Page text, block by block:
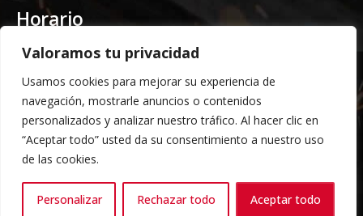
Valoramos tu privacidad
Usamos cookies para mejorar su experiencia de
navegación, mostrarle anuncios o contenidos
personalizados y analizar nuestro tráfico. Al hacer clic en
“Aceptar todo” usted da su consentimiento a nuestro uso
de las cookies.
Personalizar Rechazar todo Aceptar todo
Horario
Etorki - Sede
Lunes a jueves 08:00 a 16:00
Viernes: 08:00 a 14:00
Almacén Grandes Volúmenes